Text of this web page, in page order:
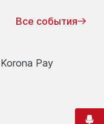
Все события
Pay